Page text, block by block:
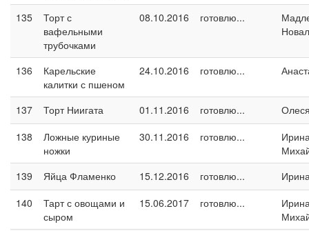
135
Торт с
вафельными
трубочками
08.10.2016 готовлю...
136
Карельские
калитки с пшеном
24.10.2016 готовлю...
137 Торт Ниигата 01.11.2016 готовлю...
138
Ложные куриные
ножки
30.11.2016 готовлю...
139
Яйца Фламенко 15.12.2016 готовлю...
140
Тарт с овощами и
сыром
15.06.2017 готовлю...